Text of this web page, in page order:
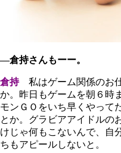
―倉持さんもーー。
倉持私はゲーム関係のお
か。昨日もゲームを朝６時
モンＧＯをいち早くやって
とか。グラビアアイドルの
けじゃ何もこないんで、自
ちもアピールしないと。